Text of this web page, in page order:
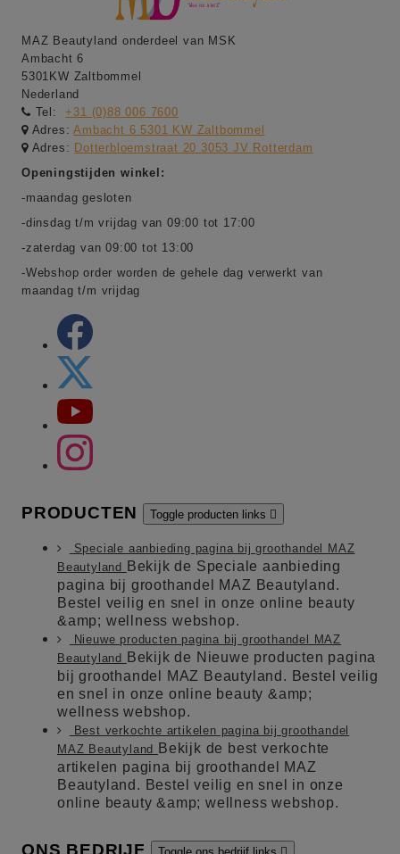
MAZ Beautyland onderdeel van MSK
Ambacht 6
5301KW Zaltbommel
Nederland
Tel:
+31 (0)88 006 7600
Adres:Ambacht 6 5301 KW Zaltbommel
Adres: Dotterbloemstraat 20 3053 JV Rotterdam
Openingstijden winkel:
-maandag gesloten
-dinsdag t/m vrijdag van 09:00 tot 17:00
-zaterdag van 09:00 tot 13:00
-Webshop order worden de gehele dag verwerkt van
maandag t/m vrijdag
PRODUCTEN Toggle producten links 
Speciale aanbieding pagina bij groothandel MAZ
Beautyland
Bekijk de Speciale aanbieding
pagina bij groothandel MAZ Beautyland.
Bestel veilig en snel in onze online beauty
&amp; wellness webshop.
Nieuwe producten pagina bij groothandel MAZ
Beautyland
Bekijk de Nieuwe producten pagina
bij groothandel MAZ Beautyland. Bestel veilig
en snel in onze online beauty &amp;
wellness webshop.
Best verkochte artikelen pagina bij groothandel
MAZ Beautyland
Bekijk de best verkochte
artikelen pagina bij groothandel MAZ
Beautyland. Bestel veilig en snel in onze
online beauty &amp; wellness webshop.
ONS BEDRIJF